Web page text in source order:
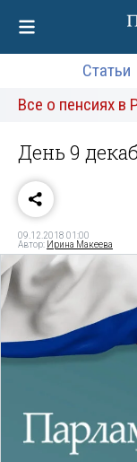
Статьи
Все о пенсиях в
День 9
09.12.2018 01:00
Автор: Ирина Макеева